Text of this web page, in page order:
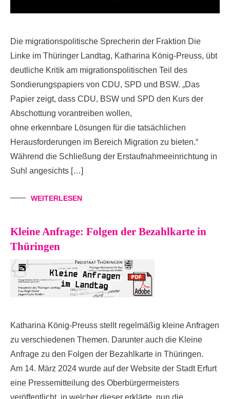
Die migrationspolitische Sprecherin der Fraktion Die
Linke im Thüringer Landtag, Katharina König-Preuss, übt
deutliche Kritik am migrationspolitischen Teil des
Sondierungspapiers von CDU, SPD und BSW. „Das
Papier zeigt, dass CDU, BSW und SPD den Kurs der
Abschottung vorantreiben wollen,
ohne erkennbare Lösungen für die tatsächlichen
Herausforderungen im Bereich Migration zu bieten.“
Während die Schließung der Erstaufnahmeeinrichtung in
Suhl angesichts […]
WEITERLESEN
Kleine Anfrage: Folgen der Bezahlkarte in
Thüringen
Katharina König-Preuss stellt regelmäßig kleine Anfragen
zu verschiedenen Themen. Darunter auch die Kleine
Anfrage zu den Folgen der Bezahlkarte in Thüringen.
Am 14. März 2024 wurde auf der Website der Stadt Erfurt
eine Pressemitteilung des Oberbürgermeisters
veröffentlicht, in welcher dieser erklärte, nun die